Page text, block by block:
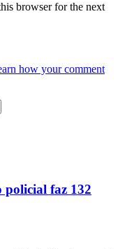
browser for the next
how your comment
policial faz 132